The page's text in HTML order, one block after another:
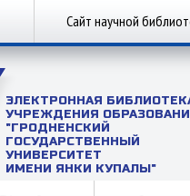
Сайт научной
ЭЛЕКТРОННАЯ
УЧРЕЖДЕНИЯ
"ГРОДНЕНСКИЙ
ГОСУДАРСТВЕННЫЙ
УНИВЕРСИТЕТ
ИМЕНИ ЯНКИ КУПАЛЫ"